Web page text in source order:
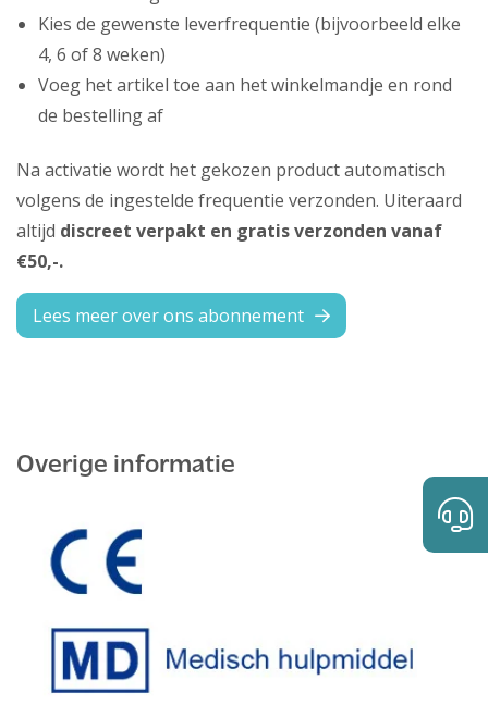
Kies de gewenste leverfrequentie (bijvoorbeeld elke
4, 6 of 8 weken)
Voeg het artikel toe aan het winkelmandje en rond
de bestelling af
Na activatie wordt het gekozen product automatisch
volgens de ingestelde frequentie verzonden. Uiteraard
altijd discreet verpakt en gratis verzonden vanaf
€50,-.
Lees meer over ons abonnement
Overige informatie